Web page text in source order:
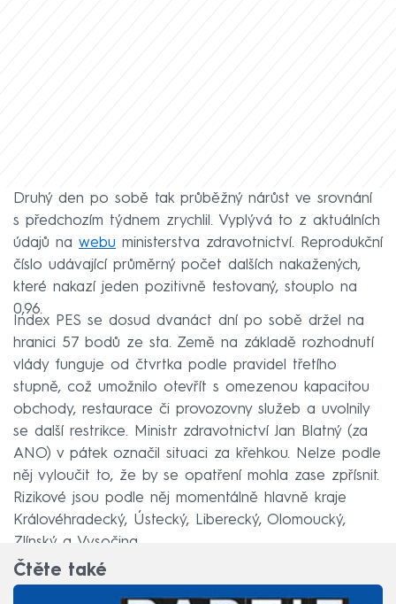
Druhý den po sobě tak průběžný nárůst ve srovnání
s předchozím týdnem zrychlil. Vyplývá to z aktuálních
údajů na webu ministerstva zdravotnictví. Reprodukční
číslo udávající průměrný počet dalších nakažených,
které nakazí jeden pozitivně testovaný, stouplo na
0,96.
Index PES se dosud dvanáct dní po sobě držel na
hranici 57 bodů ze sta. Země na základě rozhodnutí
vlády funguje od čtvrtka podle pravidel třetího
stupně, což umožnilo otevřít s omezenou kapacitou
obchody, restaurace či provozovny služeb a uvolnily
se další restrikce. Ministr zdravotnictví Jan Blatný (za
ANO) v pátek označil situaci za křehkou. Nelze podle
něj vyloučit to, že by se opatření mohla zase zpřísnit.
Rizikové jsou podle něj momentálně hlavně kraje
Královéhradecký, Ústecký, Liberecký, Olomoucký,
Zlínský a Vysočina.
Čtěte také